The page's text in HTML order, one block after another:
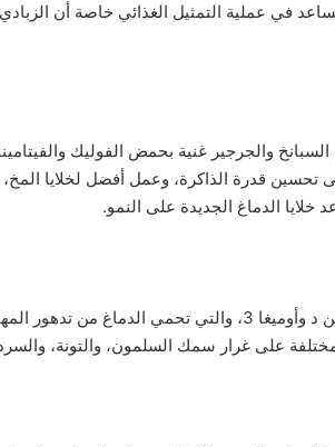
في عملية التمثيل الغذائي خاصة أن
والجرجير غنية بحمض الفوليك
تحسين قدرة الذاكرة، وعمل أفضل لخلايا المخ،
خلايا الدماغ الجديدة على النمو.
تعتبر الأسماك مصدراً جيداً لفيتامين د وأوميغا 3،
على غرار سمك السلمون، والتونة،